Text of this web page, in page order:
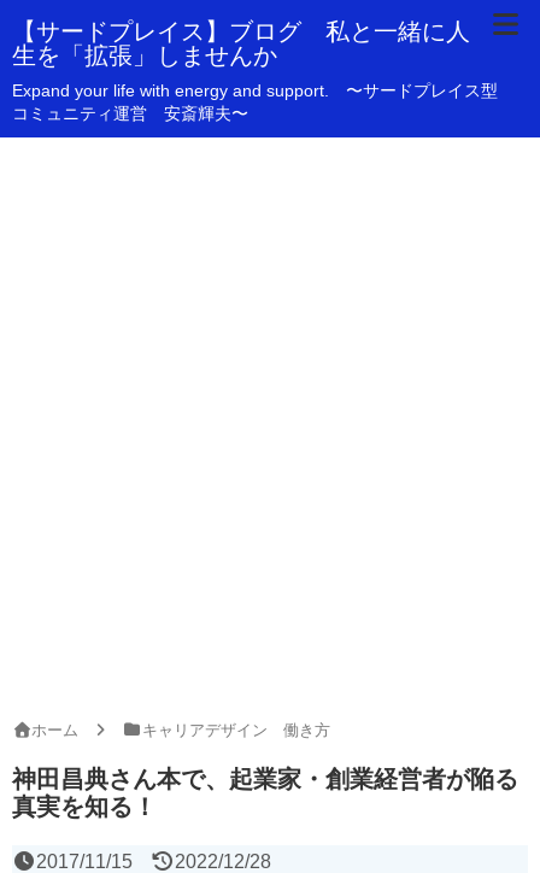
【サードプレイス】ブログ 私と一緒に人
生を「拡張」しませんか
Expand your life with energy and support. 〜サードプレイス型
コミュニティ運営 安斎輝夫〜
ホーム キャリアデザイン 働き方
神田昌典さん本で、起業家・創業経営者が陥る
真実を知る！
2017/11/15 2022/12/28